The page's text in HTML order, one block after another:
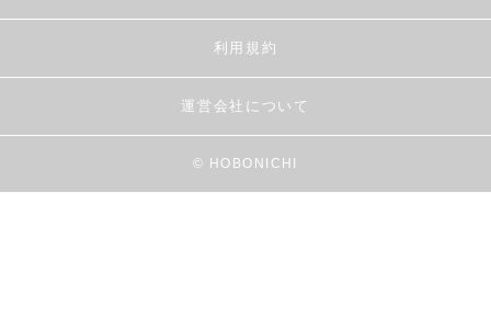
利用規約
運営会社について
© HOBONICHI